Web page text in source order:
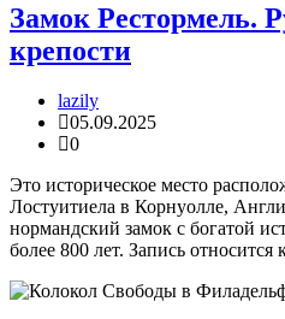
Замок Рестормель.
крепости
lazily
05.09.2025
0
Это историческое место
Лостуитиела в Корнуолле,
нормандский замок с богатой
более 800 лет. Запись